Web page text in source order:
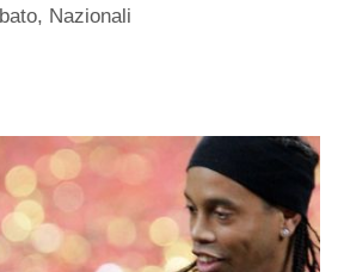
, Nazionali